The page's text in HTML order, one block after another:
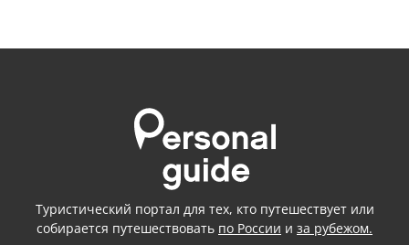
Туристический портал для тех, кто путешествует или
собирается путешествовать по России и за рубежом.